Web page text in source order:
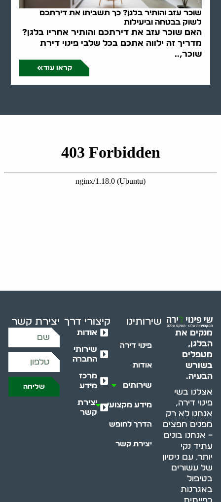
שוכר עזב והותיר בלגן? כך תשביתו את דירתכם
לשוק בבטחה וביעילות
האם שוכר עזב את דירתכם והותיר אחריו בלגן?
מדריך זה ילווה אתכם בכל שלבי פינוי דירת
שוכר,..
קראו עוד
מנקים את
הבלגן,
מטפלים
בשורש
הבעיה.
אצלנו בשי
פינוי דירה,
אנחנו לא רק
מפנים חפצים
– אנחנו בונים
עתיד נקי
יותר. עם ניסיון
של עשורים
בטיפול
באגרנות
שירותינו
פינוי דירה
אודות
שירותים
מידע מקצועי
הדרך לחופש
יצירת קשר
קיצורי דרך
אודות
שירותי
החברה
מרכז
מידע
יצירת
קשר
יצירת קשר
שליחה